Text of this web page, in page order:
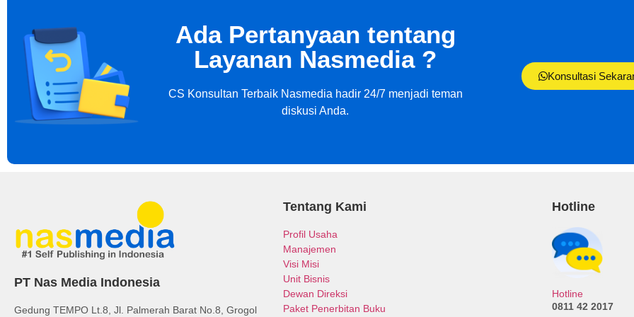
Ada Pertanyaan tentang
Layanan Nasmedia ?
CS Konsultan Terbaik Nasmedia hadir 24/7 menjadi teman
diskusi Anda.
Konsultasi
PT Nas Media Indonesia
Gedung TEMPO Lt.8, Jl. Palmerah Barat No.8, Grogol
Tentang Kami
Profil Usaha
Manajemen
Visi Misi
Unit Bisnis
Dewan Direksi
Paket Penerbitan Buku
Hotline
Hotline
0811 42 2017